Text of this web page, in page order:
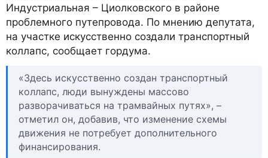
Индустриальная – Циолковского в районе
проблемного путепровода. По мнению депутата,
на участке искусственно создали транспортный
коллапс, сообщает гордума.
«Здесь искусственно создан транспортный
коллапс, люди вынуждены массово
разворачиваться на трамвайных путях», –
отметил он, добавив, что изменение схемы
движения не потребует дополнительного
финансирования.